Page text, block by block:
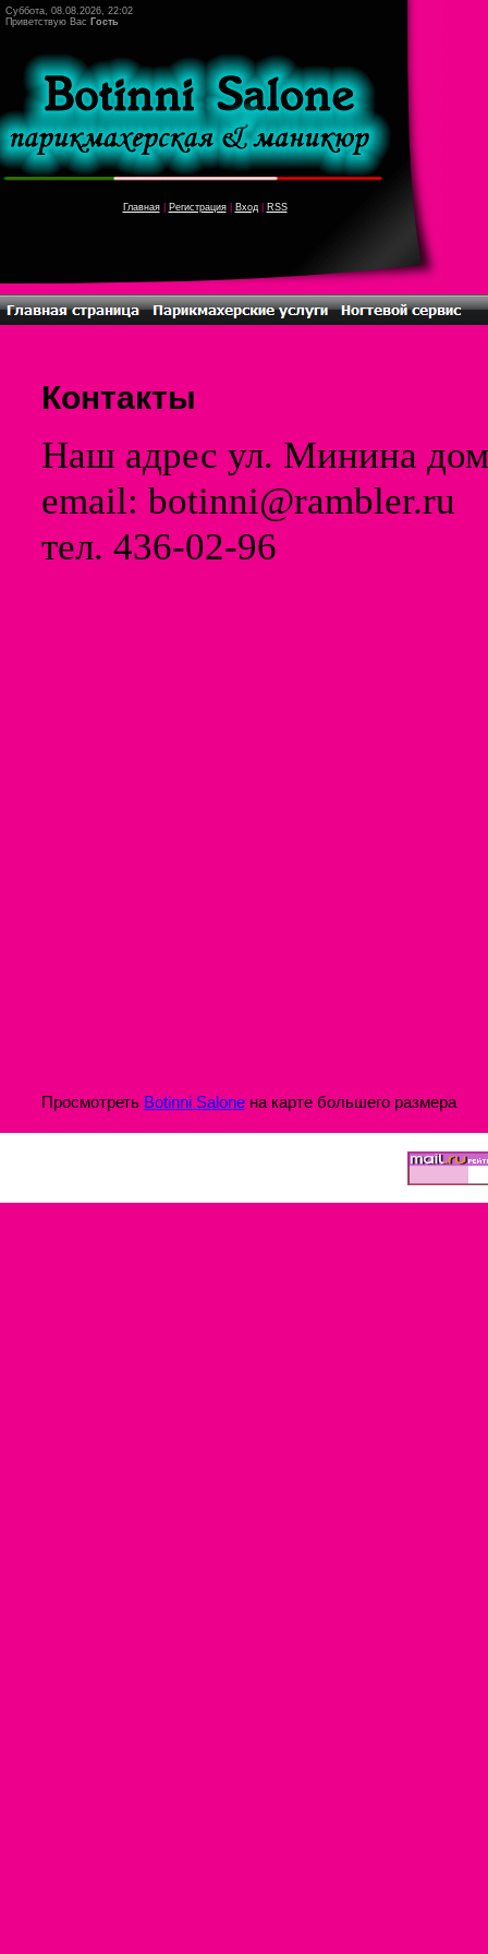
Суббота, 08.08.2026, 22:02
Приветствую Вас Гость
Главная| Регистрация| Вход| RSS
Контакты
Наш адрес ул. Минина
email: botinni@rambler.ru
тел. 436-02-96
Просмотреть Botinni Saloneна карте большего размера